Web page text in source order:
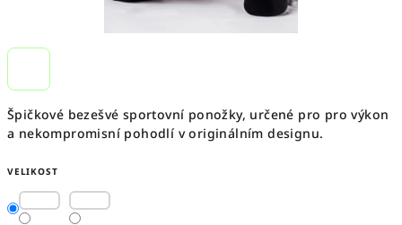
Špičkové bezešvé sportovní ponožky, určené pro pro výkon
a nekompromisní pohodlí v originálním designu.
VELIKOST